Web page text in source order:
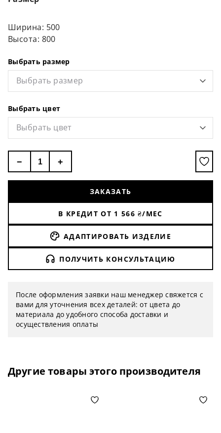
использовать внутри помещений с повышенной
попаданий воды и проникновения пыли.
Ширина: 500
Высота: 800
Выбрать размер
Выбрать размер
Выбрать цвет
Выбрать цвет
− +
ЗАКАЗАТЬ
В КРЕДИТ ОТ 1 566 ₴/МЕС
АДАПТИРОВАТЬ ИЗДЕЛИЕ
ПОЛУЧИТЬ КОНСУЛЬТАЦИЮ
После оформления заявки наш менеджер свяжется с
вами для уточнения всех деталей: от цвета до
материала до удобного способа доставки и
осуществления оплаты
Другие товары этого производителя